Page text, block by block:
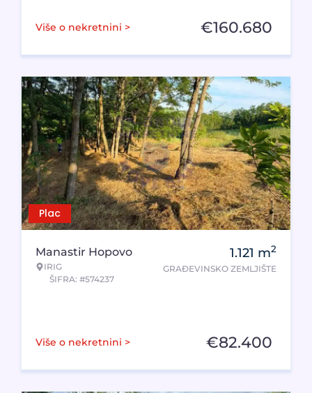
Više o nekretnini > €160.680
Plac
Manastir Hopovo
IRIG
ŠIFRA: #574237
1.121 m2
GRAĐEVINSKO ZEMLJIŠTE
Više o nekretnini > €82.400